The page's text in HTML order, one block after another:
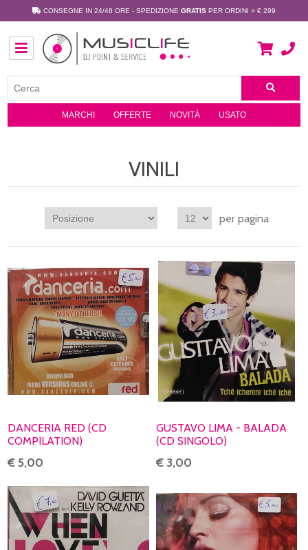
CONSEGNE IN 24/48 ORE - SPEDIZIONE GRATIS PER ORDINI > € 299
MARCHI OFFERTE NOVITÀ USATO
VINILI
per pagina
DANCERIA RED (CD
COMPILATION)
€ 5,00
GUSTAVO LIMA - BALADA
(CD SINGOLO)
€ 3,00